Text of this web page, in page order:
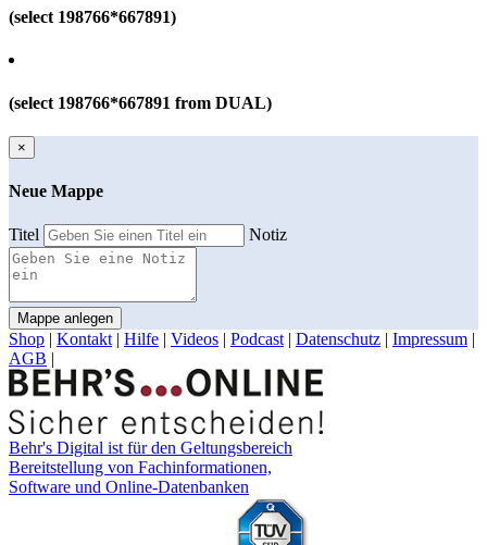
(select 198766*667891)
(select 198766*667891 from DUAL)
×
Neue Mappe
Titel Notiz
Mappe anlegen
Shop | Kontakt | Hilfe | Videos | Podcast | Datenschutz | Impressum |
AGB |
Behr's Digital ist für den Geltungsbereich
Bereitstellung von Fachinformationen,
Software und Online-Datenbanken